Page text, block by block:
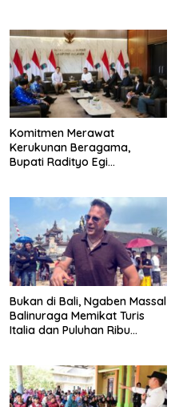
Komitmen Merawat
Kerukunan Beragama,
Bupati Radityo Egi
Lampung
Bukan di Bali, Ngaben Massal
Balinuraga Memikat Turis
Italia dan Puluhan Ribu